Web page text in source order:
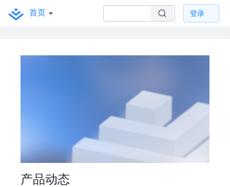
首页 登录
产品动态